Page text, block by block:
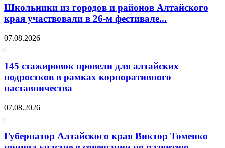
Школьники из городов и районов Алтайского
края участвовали в 26-м фестивале...
07.08.2026
145 стажировок провели для алтайских
подростков в рамках корпоративного
наставничества
07.08.2026
Губернатор Алтайского края Виктор Томенко